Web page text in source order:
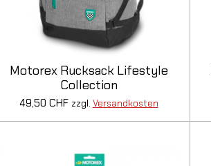
Motorex Rucksack Lifestyle
Collection
49,50 CHF zzgl. Versandkosten